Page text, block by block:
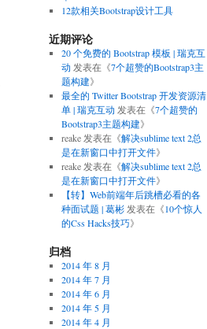
12款相关Bootstrap设计工具
近期评论
20 个免费的 Bootstrap 模板 | 瑞克互
动 发表在《7个超赞的Bootstrap3主
题构建》
最全的 Twitter Bootstrap 开发资源清
单 | 瑞克互动 发表在《7个超赞的
Bootstrap3主题构建》
reake发表在《解决sublime text 2总
是在新窗口中打开文件》
reake发表在《解决sublime text 2总
是在新窗口中打开文件》
【转】Web前端年后跳槽必看的各
种面试题 | 葛彬发表在《10个惊人
的Css Hacks技巧》
归档
2014 年 8 月
2014 年 7 月
2014 年 6 月
2014 年 5 月
2014 年 4 月